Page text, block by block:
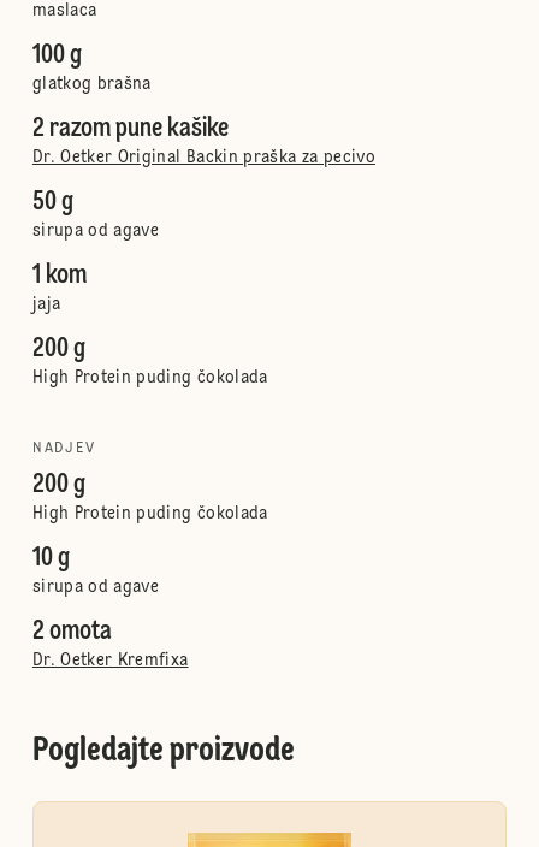
maslaca
100 g
glatkog brašna
2 razom pune kašike
Dr. Oetker Original Backin praška za pecivo
50 g
sirupa od agave
1 kom
jaja
200 g
High Protein puding čokolada
NADJEV
200 g
High Protein puding čokolada
10 g
sirupa od agave
2 omota
Dr. Oetker Kremfixa
Pogledajte proizvode